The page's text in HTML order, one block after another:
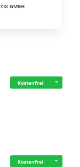
GMBH
Kostenfrei
Kostenfrei